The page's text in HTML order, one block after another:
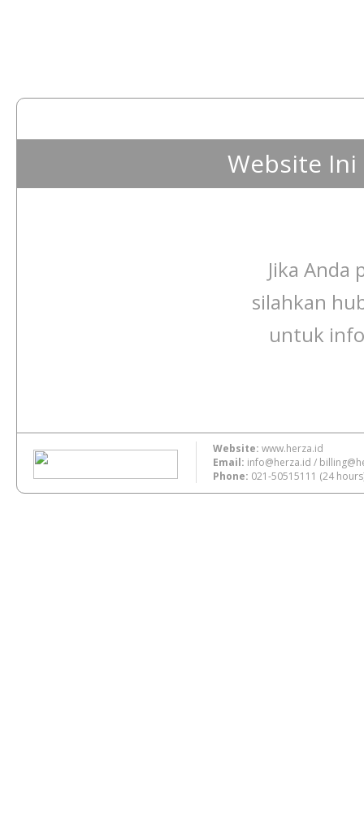
Website Ini
Jika Anda
silahkan
untuk
Website: www.herza.id
Email: info@herza.id /
Phone: 021-50515111 (24